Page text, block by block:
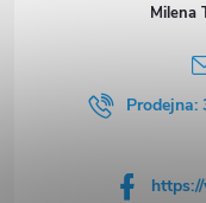
Milena
Prodejna: